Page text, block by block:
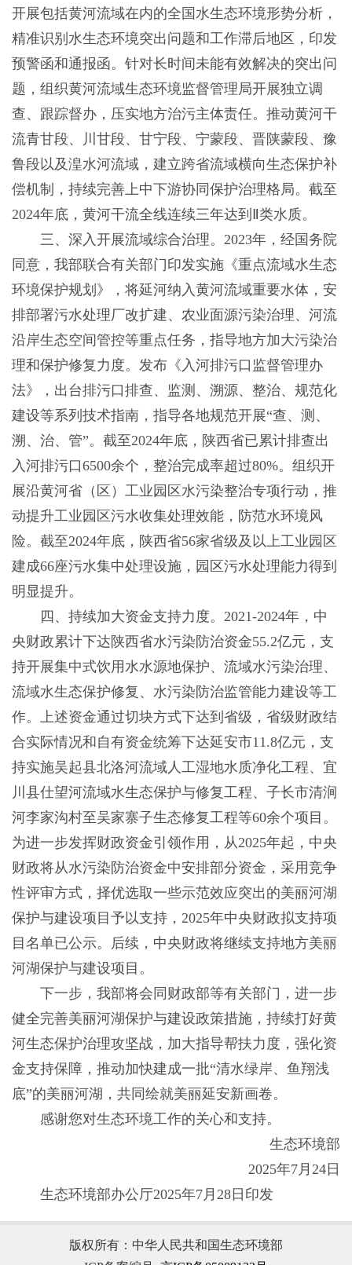
开展包括黄河流域在内的全国水生态环境形势分析，
精准识别水生态环境突出问题和工作滞后地区，印发
预警函和通报函。针对长时间未能有效解决的突出问
题，组织黄河流域生态环境监督管理局开展独立调
查、跟踪督办，压实地方治污主体责任。推动黄河干
流青甘段、川甘段、甘宁段、宁蒙段、晋陕蒙段、豫
鲁段以及湟水河流域，建立跨省流域横向生态保护补
偿机制，持续完善上中下游协同保护治理格局。截至
2024年底，黄河干流全线连续三年达到Ⅱ类水质。
三、深入开展流域综合治理。2023年，经国务院
同意，我部联合有关部门印发实施《重点流域水生态
环境保护规划》，将延河纳入黄河流域重要水体，安
排部署污水处理厂改扩建、农业面源污染治理、河流
沿岸生态空间管控等重点任务，指导地方加大污染治
理和保护修复力度。发布《入河排污口监督管理办
法》，出台排污口排查、监测、溯源、整治、规范化
建设等系列技术指南，指导各地规范开展“查、测、
溯、治、管”。截至2024年底，陕西省已累计排查出
入河排污口6500余个，整治完成率超过80%。组织开
展沿黄河省（区）工业园区水污染整治专项行动，推
动提升工业园区污水收集处理效能，防范水环境风
险。截至2024年底，陕西省56家省级及以上工业园区
建成66座污水集中处理设施，园区污水处理能力得到
明显提升。
四、持续加大资金支持力度。2021-2024年，中
央财政累计下达陕西省水污染防治资金55.2亿元，支
持开展集中式饮用水水源地保护、流域水污染治理、
流域水生态保护修复、水污染防治监管能力建设等工
作。上述资金通过切块方式下达到省级，省级财政结
合实际情况和自有资金统筹下达延安市11.8亿元，支
持实施吴起县北洛河流域人工湿地水质净化工程、宜
川县仕望河流域水生态保护与修复工程、子长市清涧
河李家沟村至吴家寨子生态修复工程等60余个项目。
为进一步发挥财政资金引领作用，从2025年起，中央
财政将从水污染防治资金中安排部分资金，采用竞争
性评审方式，择优选取一些示范效应突出的美丽河湖
保护与建设项目予以支持，2025年中央财政拟支持项
目名单已公示。后续，中央财政将继续支持地方美丽
河湖保护与建设项目。
下一步，我部将会同财政部等有关部门，进一步
健全完善美丽河湖保护与建设政策措施，持续打好黄
河生态保护治理攻坚战，加大指导帮扶力度，强化资
金支持保障，推动加快建成一批“清水绿岸、鱼翔浅
底”的美丽河湖，共同绘就美丽延安新画卷。
感谢您对生态环境工作的关心和支持。
生态环境部
2025年7月24日
生态环境部办公厅2025年7月28日印发
版权所有：中华人民共和国生态环境部